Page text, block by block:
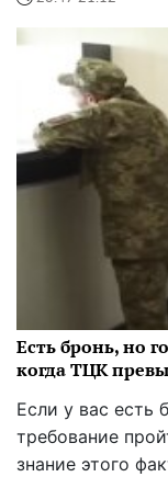
Есть бронь, но
когда ТЦК
Если у вас есть
требование
знание этого